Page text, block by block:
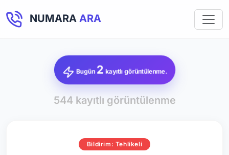
NUMARA ARA
Bugün 2 kayıtlı görüntülenme.
544 kayıtlı görüntülenme
Bildirim: Tehlikeli